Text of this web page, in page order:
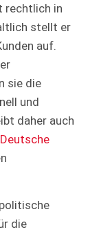
rechtlich in
stellt er
auf.
sie die
und
daher auch
Deutsche
die